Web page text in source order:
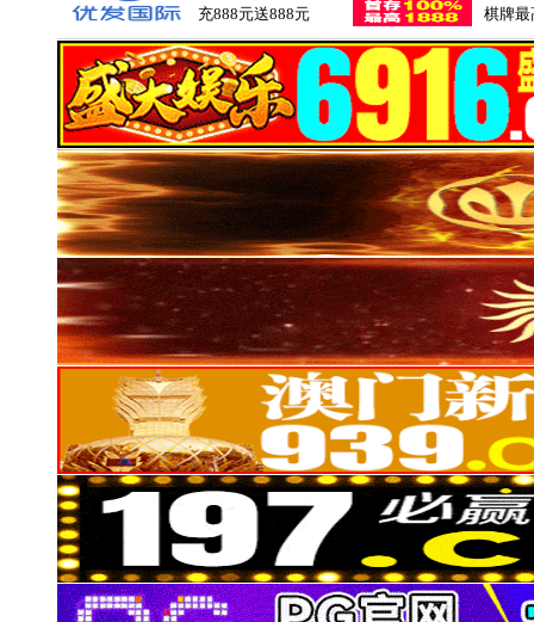
充888元送888元
棋牌最